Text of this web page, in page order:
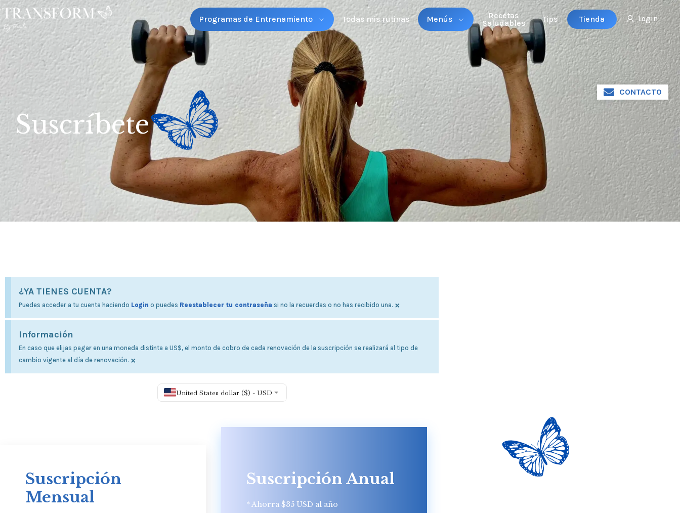
Programas de Entrenamiento Todas mis rutinas Menús Recetas
Saludables Tips Tienda Login
CONTACTO
Suscríbete
¿YA TIENES CUENTA?
Puedes acceder a tu cuenta haciendo Login o puedes Reestablecer tu contraseña si no la recuerdas o no has recibido una. ×
Información
En caso que elijas pagar en una moneda distinta a US$, el monto de cobro de cada renovación de la suscripción se realizará al tipo de
cambio vigente al día de renovación. ×
United States dollar ($) - USD
Suscripción
Mensual
Suscripción Anual
* Ahorra $35 USD al año